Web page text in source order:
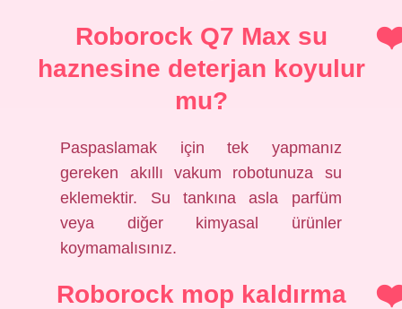
Roborock Q7 Max su
haznesine deterjan koyulur
mu?
Paspaslamak için tek yapmanız
gereken akıllı vakum robotunuza su
eklemektir. Su tankına asla parfüm
veya diğer kimyasal ürünler
koymamalısınız.
Roborock mop kaldırma